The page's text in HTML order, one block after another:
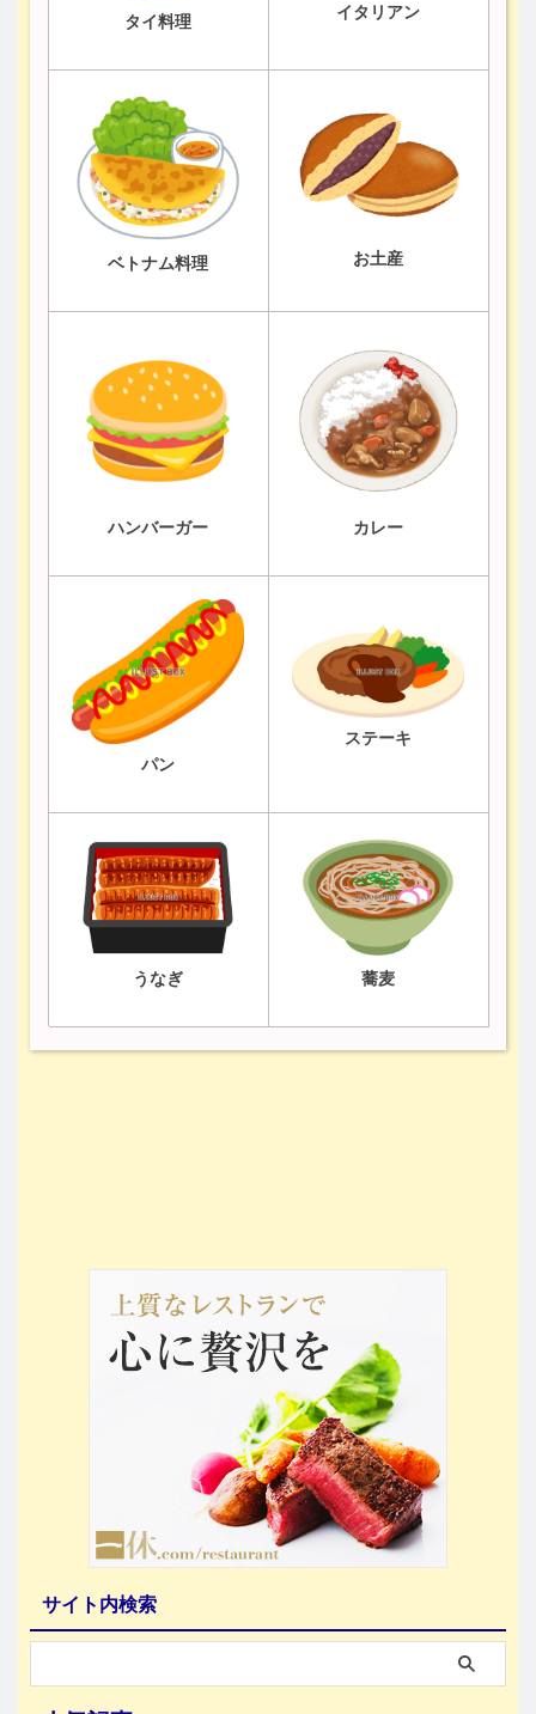
タイ料理
イタリアン
ベトナム料理 お土産
ハンバーガー カレー
パン
ステーキ
うなぎ 蕎麦
サイト内検索